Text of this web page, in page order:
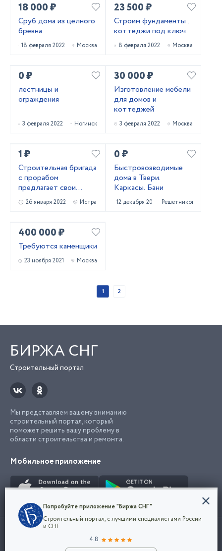
18 000 ₽
Сруб дома из целного
бревна
18 февраля 2022 Москва
23 500 ₽
Строим фундаменты .
коттеджи под ключ
8 февраля 2022 Москва
0 ₽
лестницы и
ограждения
3 февраля 2022 Ногинск
30 000 ₽
Изготовление мебели
для домов и
коттеджей
3 февраля 2022 Москва
1 ₽
Строительная бригада
с прорабом
предлагает свои
услуги по
малоэтажному
26 января 2022 Истра
0 ₽
Быстровозводимые
дома в Твери.
Каркасы. Бани
12 декабря 2021 Решетниково
400 000 ₽
Требуются каменщики
23 ноября 2021 Москва
1 2
БИРЖА СНГ
Строительный портал
Мы представляем вашему вниманию
строительный портал, который
поможет решить вашу проблему в
области строительства и ремонта.
Мобильное приложение
Использование сайта, в том числе подача объявлений, означает
марки представленные на сайте являются собственностью их
Конфиденциальность
Мы используем файлы cookie, чтобы сделать
наш сайт удобным для каждого
Политикой конфиденциальности компании
Попробуйте приложение "Биржа СНГ"
Строительный портал, с лучшими специалистами России
и СНГ
4.8